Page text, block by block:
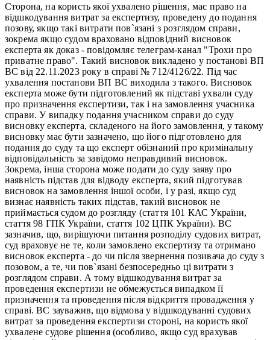
Сторона, на користь якої ухвалено рішення, має право на
відшкодування витрат за експертизу, проведену до подання
позову, якщо такі витрати пов`язані з розглядом справи,
зокрема якщо судом враховано відповідний висновок
експерта як доказ - повідомляє телеграм-канал "Трохи про
приватне право". Такий висновок викладено у постанові ВП
ВС від 22.11.2023 року в справі № 712/4126/22. Під час
ухвалення постанови ВП ВС виходила з такого. Висновок
експерта може бути підготовлений як підставі ухвали суду
про призначення експертизи, так і на замовлення учасника
справи. У випадку подання учасником справи до суду
висновку експерта, складеного на його замовлення, у такому
висновку має бути зазначено, що його підготовлено для
подання до суду та що експерт обізнаний про кримінальну
відповідальність за завідомо неправдивий висновок.
Зокрема, інша сторона може подати до суду заяву про
наявність підстав для відводу експерта, який підготував
висновок на замовлення іншої особи, і у разі, якщо суд
визнає наявність таких підстав, такий висновок не
приймається судом до розгляду (стаття 101 КАС України,
стаття 98 ГПК України, стаття 102 ЦПК України). ВС
зазначив, що, вирішуючи питання розподілу судових витрат,
суд враховує не те, коли замовлено експертизу та отримано
висновок експерта - до чи після звернення позивача до суду з
позовом, а те, чи пов`язані безпосередньо ці витрати з
розглядом справи. А тому відшкодування витрат за
проведення експертизи не обмежується випадком її
призначення та проведення після відкриття провадження у
справі. ВС зауважив, що відмова у відшкодуванні судових
витрат за проведення експертизи стороні, на користь якої
ухвалене судове рішення (особливо, якщо суд врахував